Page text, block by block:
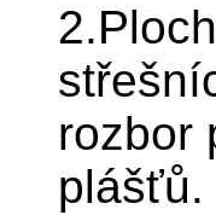
rozbor
plášťů.